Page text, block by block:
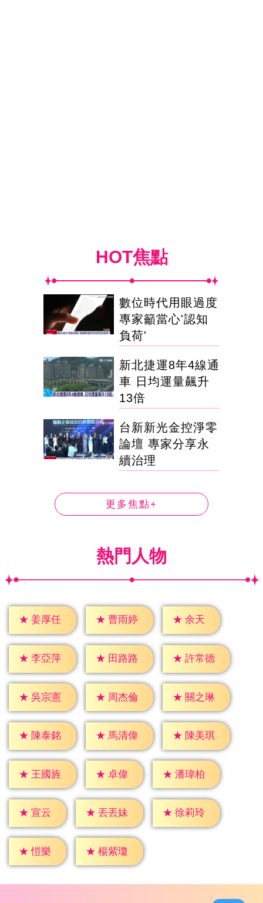
HOT焦點
數位時代用眼過度
專家籲當心'認知
負荷'
新北捷運8年4線通
車 日均運量飆升
13倍
台新新光金控淨零
論壇 專家分享永
續治理
更多焦點+
熱門人物
★ 姜厚任 ★ 曹雨婷 ★ 余天
★ 李亞萍 ★ 田路路 ★ 許常德
★ 吳宗憲 ★ 周杰倫 ★ 關之琳
★ 陳泰銘 ★ 馬清偉 ★ 陳美琪
★ 王國旌 ★ 卓偉 ★ 潘瑋柏
★ 宣云 ★ 丟丟妹 ★ 徐莉玲
★ 愷樂 ★ 楊紫瓊